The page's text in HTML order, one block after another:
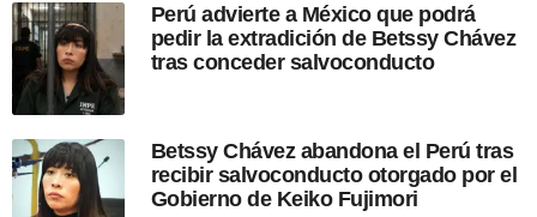
p
b
a
c
i
Perú advierte a México que podrá
pedir la extradición de Betssy Chávez
tras conceder salvoconducto
Betssy Chávez abandona el Perú tras
recibir salvoconducto otorgado por el
Gobierno de Keiko Fujimori